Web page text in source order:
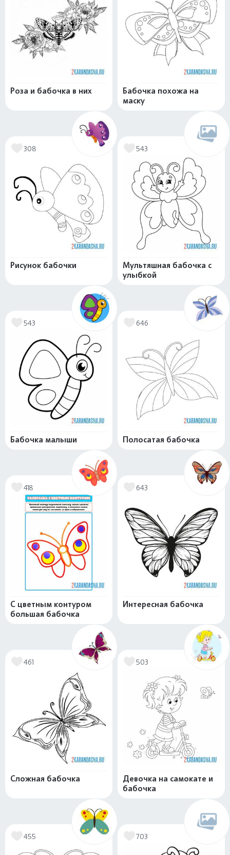
Роза и бабочка в них
Бабочка похожа на
маску
308
Рисунок бабочки
543
Мультяшная бабочка с
улыбкой
543
Бабочка малыши
646
Полосатая бабочка
418
С цветным контуром
большая бабочка
643
Интересная бабочка
461
Сложная бабочка
503
Девочка на самокате и
бабочка
455 703